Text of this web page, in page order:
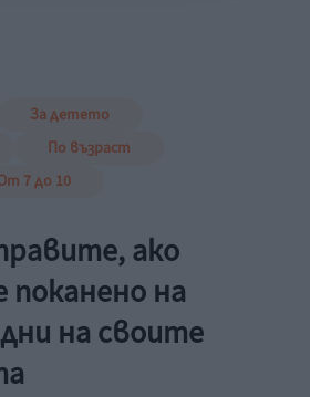
За детето
По възраст
7 до 10
ако
на
на своите